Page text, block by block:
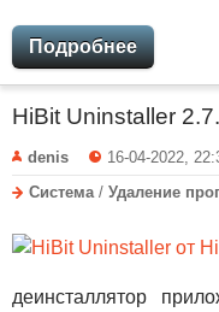
Подробнее
HiBit Uninstaller
denis 16-04-2022,
Система/ Удаление
деинсталлятор